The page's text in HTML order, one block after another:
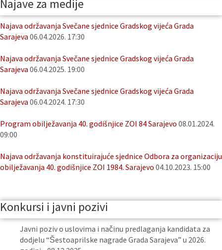
Najave za medije
Najava održavanja Svečane sjednice Gradskog vijeća Grada
Sarajeva 06.04.2026. 17:30
Najava održavanja Svečane sjednice Gradskog vijeća Grada
Sarajeva 06.04.2025. 19:00
Najava održavanja Svečane sjednice Gradskog vijeća Grada
Sarajeva 06.04.2024. 17:30
Program obilježavanja 40. godišnjice ZOI 84 Sarajevo 08.01.2024.
09:00
Najava održavanja konstituirajuće sjednice Odbora za organizaciju
obilježavanja 40. godišnjice ZOI 1984. Sarajevo 04.10.2023. 15:00
Konkursi i javni pozivi
Javni poziv o uslovima i načinu predlaganja kandidata za
dodjelu “Šestoaprilske nagrade Grada Sarajeva” u 2026.